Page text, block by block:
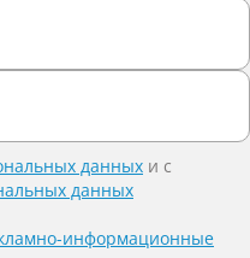
данных и c
данных
информационные